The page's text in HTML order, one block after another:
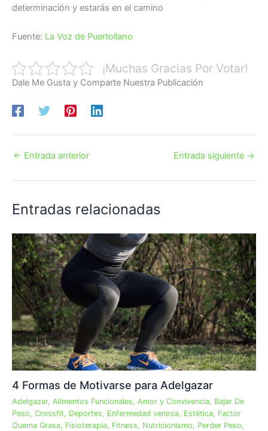
determinación y estarás en el camino
Fuente: La Voz de Puertollano
¡Muchas Gracias Por Votar!
Dale Me Gusta y Comparte Nuestra Publicación
← Entrada anterior Entrada siguiente →
Entradas relacionadas
4 Formas de Motivarse para Adelgazar
Adelgazar, Alimentos Funcionales, Amor y Convivencia, Bajar De
Peso, Crossfit, Deportes, Enfermedad venosa, Estética, Factor
Quema Grasa, Fisioterapia, Fitness, Nutricionismo, Perder Peso,